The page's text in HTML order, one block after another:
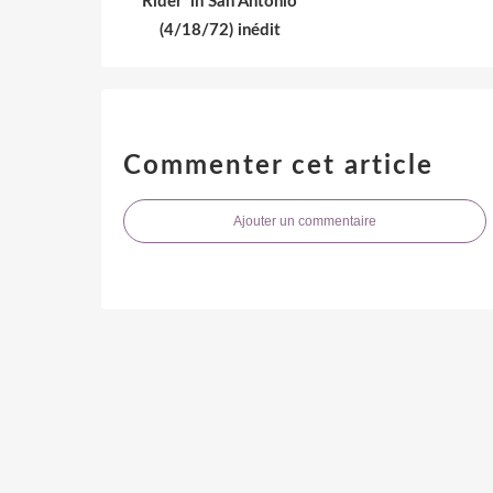
(4/18/72) inédit
Commenter cet article
Ajouter un commentaire